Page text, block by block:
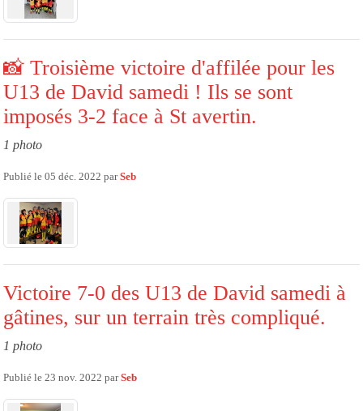
📸 Troisième victoire d'affilée pour les
U13 de David samedi ! Ils se sont
imposés 3-2 face à St avertin.
1 photo
Publié le 05 déc. 2022 parSeb
Victoire 7-0 des U13 de David samedi à
gâtines, sur un terrain très compliqué.
1 photo
Publié le 23 nov. 2022 parSeb